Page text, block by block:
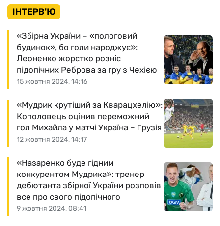
ІНТЕРВ'Ю
15 жовтня 2024, 14:16
«Збірна України – «пологовий
будинок», бо голи народжує»:
Леоненко жорстко розніс
підопічних Реброва за гру з Чехією
12 жовтня 2024, 14:17
«Мудрик крутіший за Кварацхелію»:
Кополовець оцінив переможний
гол Михайла у матчі Україна – Грузія
9 жовтня 2024, 08:41
«Назаренко буде гідним
конкурентом Мудрика»: тренер
дебютанта збірної України розповів
все про свого підопічного